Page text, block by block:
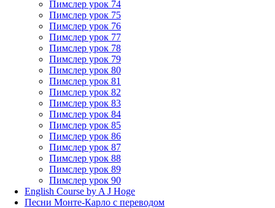
Пимслер урок 74
Пимслер урок 75
Пимслер урок 76
Пимслер урок 77
Пимслер урок 78
Пимслер урок 79
Пимслер урок 80
Пимслер урок 81
Пимслер урок 82
Пимслер урок 83
Пимслер урок 84
Пимслер урок 85
Пимслер урок 86
Пимслер урок 87
Пимслер урок 88
Пимслер урок 89
Пимслер урок 90
English Course by A J Hoge
Песни Монте-Карло с переводом